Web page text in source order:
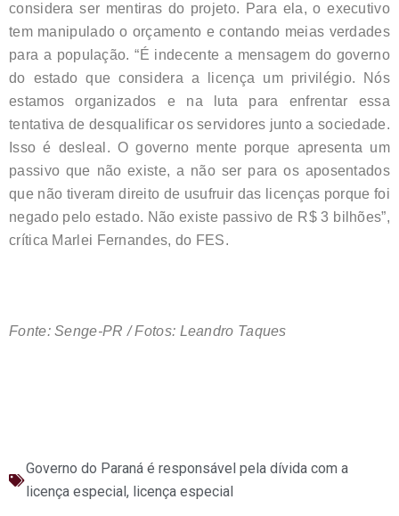
considera ser mentiras do projeto. Para ela, o executivo
tem manipulado o orçamento e contando meias verdades
para a população. “É indecente a mensagem do governo
do estado que considera a licença um privilégio. Nós
estamos organizados e na luta para enfrentar essa
tentativa de desqualificar os servidores junto a sociedade.
Isso é desleal. O governo mente porque apresenta um
passivo que não existe, a não ser para os aposentados
que não tiveram direito de usufruir das licenças porque foi
negado pelo estado. Não existe passivo de R$ 3 bilhões”,
crítica Marlei Fernandes, do FES.
Fonte: Senge-PR / Fotos: Leandro Taques
Governo do Paraná é responsável pela dívida com a
licença especial, licença especial